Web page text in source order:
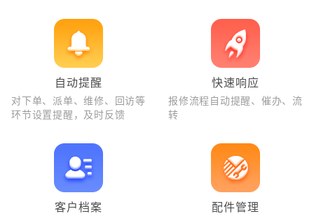
自动提醒
对下单、派单、维修、回访等
环节设置提醒，及时反馈
快速响应
报修流程自动提醒、催办、流
转
客户档案 配件管理